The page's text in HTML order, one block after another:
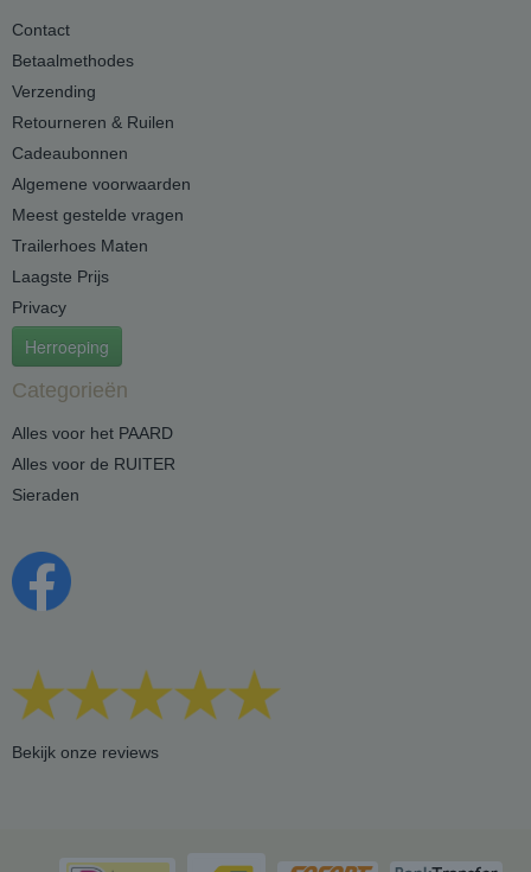
Contact
Betaalmethodes
Verzending
Retourneren & Ruilen
Cadeaubonnen
Algemene voorwaarden
Meest gestelde vragen
Trailerhoes Maten
Laagste Prijs
Privacy
Herroeping
Categorieën
Alles voor het PAARD
Alles voor de RUITER
Sieraden
Bekijk onze reviews